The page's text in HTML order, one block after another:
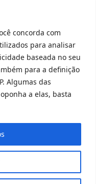
concorda com
para analisar
baseada no seu
para a definição
Algumas das
a elas, basta
Instituição no Sistema e-